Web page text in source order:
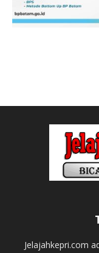
Jelajahkepri.com